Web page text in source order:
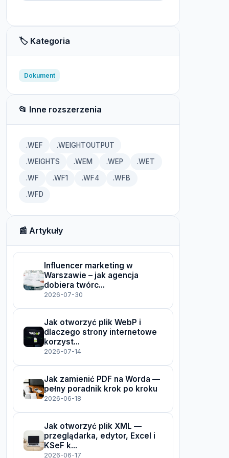
🏷️ Kategoria
Dokument
📂 Inne rozszerzenia
.WEF .WEIGHTOUTPUT
.WEIGHTS .WEM .WEP .WET
.WF .WF1 .WF4 .WFB
.WFD
📰 Artykuły
Influencer marketing w
Warszawie – jak agencja
dobiera twórc...
2026-07-30
Jak otworzyć plik WebP i
dlaczego strony internetowe
korzyst...
2026-07-14
Jak zamienić PDF na Worda —
pełny poradnik krok po kroku
2026-06-18
Jak otworzyć plik XML —
przeglądarka, edytor, Excel i
KSeF k...
2026-06-17